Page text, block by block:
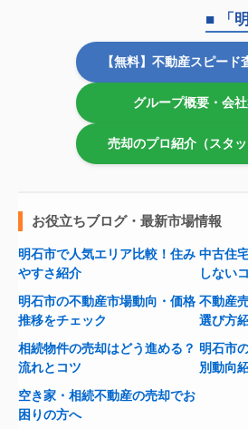
■ 「
【無料】不動産スピード
グループ概要・会
売却のプロ紹介（スタッ
お役立ちブログ・最新市場情報
明石市で人気エリア比較！住み
やすさ紹介
中古住
しない
明石市の不動産市場動向・価格
推移をチェック
不動産
選び方
相続物件の売却はどう進める？
流れとコツ
明石市
別動向
空き家・相続不動産の売却でお
困りの方へ